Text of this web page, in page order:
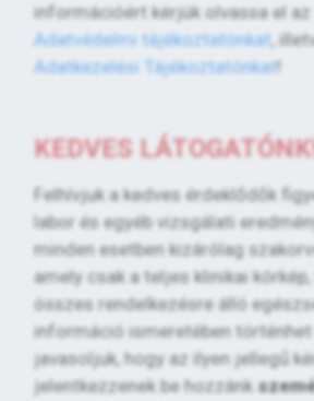
információért kérjük olvassa el az
Adatvédelmi tájékoztatónkat,
Adatkezelési Tájékoztatónkat!
KEDVES
Felhívjuk a kedves érdeklődők
labor és egyéb vizsgálati
minden esetben kizárólag
amely csak a teljes klinikai
összes rendelkezésre álló
információ ismeretében történhet
javasoljuk, hogy az ilyen jellegű
jelentkezzenek be hozzánk